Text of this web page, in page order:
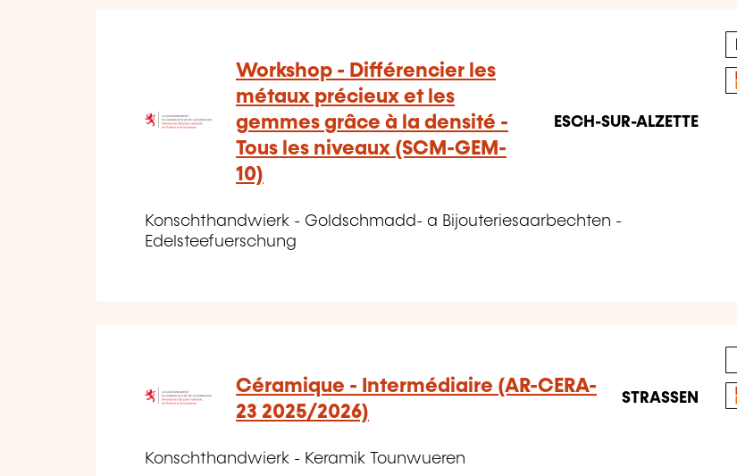
Workshop - Différencier les
métaux précieux et les
gemmes grâce à la densité -
Tous les niveaux (SCM-GEM-
10)
ESCH-SUR-ALZETTE
Konschthandwierk - Goldschmadd- a Bijouteriesaarbechten -
Edelsteefuerschung
Céramique - Intermédiaire (AR-CERA-
23 2025/2026)
STRASSEN
Konschthandwierk - Keramik Tounwueren